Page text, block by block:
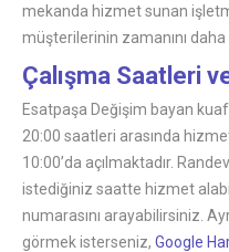
mekanda hizmet sunan
müşterilerinin zamanını
Çalışma Saatleri
Esatpaşa Değişim bayan
20:00 saatleri arasında
10:00’da açılmaktadır.
istediğiniz saatte hizmet
numarasını arayabilirsiniz.
görmek isterseniz, Google